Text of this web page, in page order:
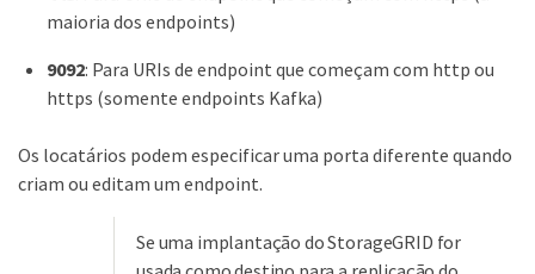
maioria dos endpoints)
9092: Para URIs de endpoint que começam com http ou
https (somente endpoints Kafka)
Os locatários podem especificar uma porta diferente quando
criam ou editam um endpoint.
Se uma implantação do StorageGRID for